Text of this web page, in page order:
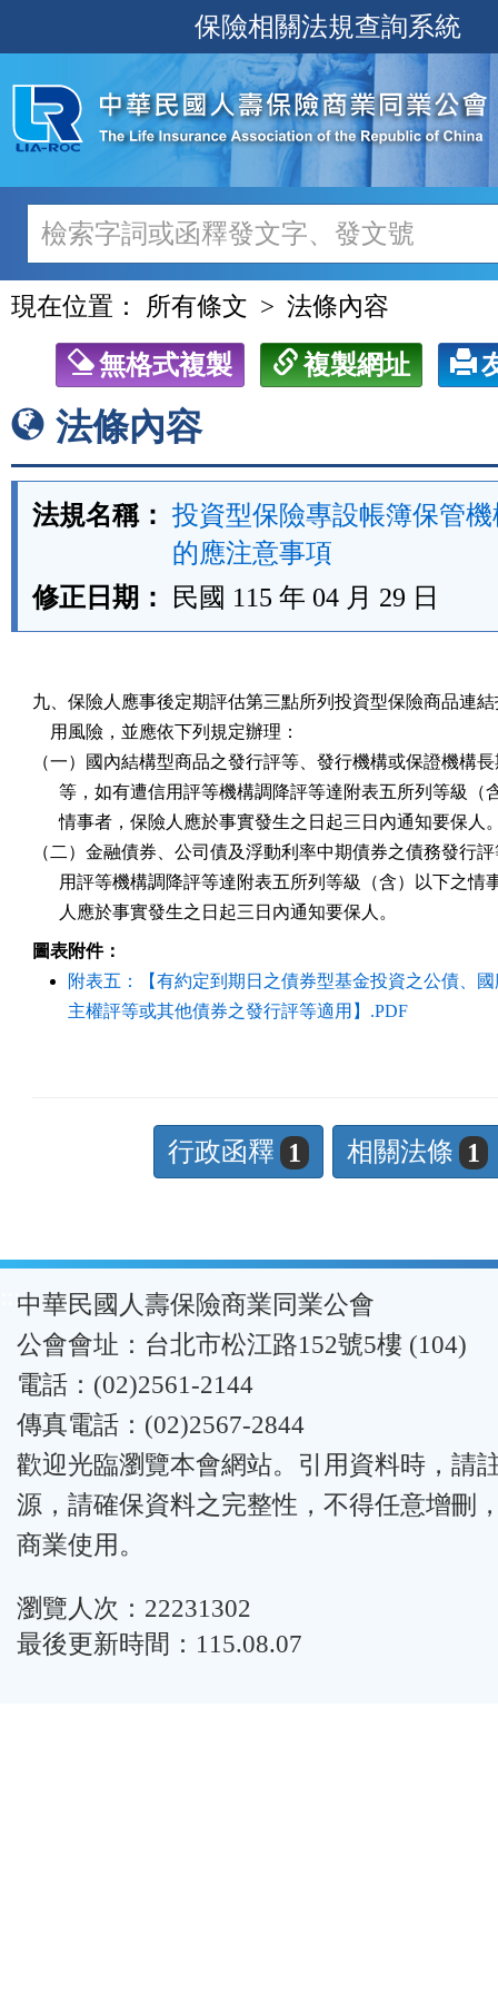
至
主
內
容
保險相關法規查詢系統
現在位置： 所有條文 法條內容
無格式複製 複製網址
法條內容
法規名稱： 投資型保險專設帳簿保管
的應注意事項
修正日期：
民國 115 年 04 月 29 日
九、保險人應事後定期評估第三點所列投資型保險商品連
    用風險，並應依下列規定辦理：
（一）國內結構型商品之發行評等、發行機構或保證機構
等，如有遭信用評等機構調降評等達附表五所列等級（
情事者，保險人應於事實發生之日起三日內通知要保人
（二）金融債券、公司債及浮動利率中期債券之債務發行
用評等機構調降評等達附表五所列等級（含）以下之情
      人應於事實發生之日起三日內通知要保人。
圖表附件：
附表五：【有約定到期日之債券型基金投資之公債、
主權評等或其他債券之發行評等適用】.PDF
行政函釋 1 相關法條 1
:::中華民國人壽保險商業同業公會
公會會址：台北市松江路152號5樓 (104)
電話：(02)2561-2144
傳真電話：(02)2567-2844
歡迎光臨瀏覽本會網站。引用資料時，請
源，請確保資料之完整性，不得任意增刪
商業使用。
瀏覽人次：22231302
最後更新時間：115.08.07